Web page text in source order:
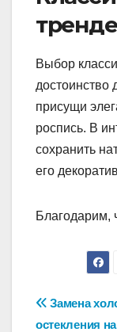
Выбор
достоинство
присущи
роспись. В
сохранить
его
Благодарим,
Замена
остекления